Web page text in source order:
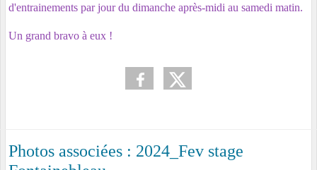
d'entrainements par jour du dimanche après-midi au samedi matin.
Un grand bravo à eux !
Photos associées : 2024_Fev stage